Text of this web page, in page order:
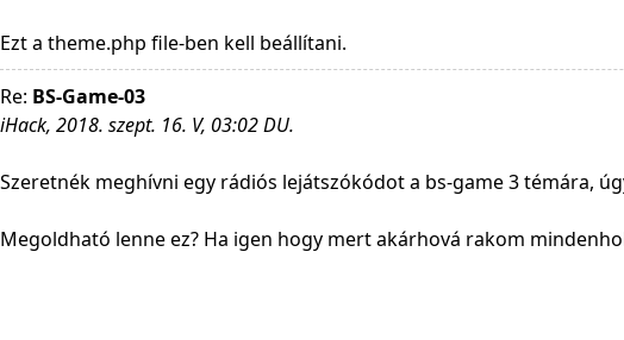
Ezt a theme.php file-ben kell beállítani.
Re: BS-Game-03
iHack, 2018. szept. 16. V, 03:02 DU.
Szeretnék meghívni egy rádiós lejátszókódot a bs-game 3 témára,
Megoldható lenne ez? Ha igen hogy mert akárhová rakom